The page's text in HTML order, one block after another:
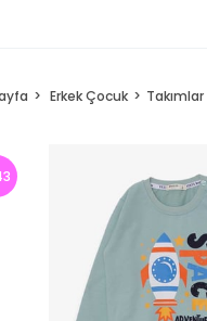
Erkek Çocuk Takımlar